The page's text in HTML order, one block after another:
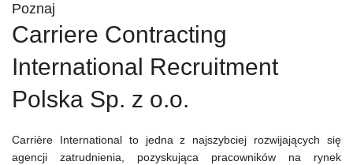
Poznaj
Carriere Contracting
International Recruitment
Polska Sp. z o.o.
Carrière International to jedna z najszybciej rozwijających się
agencji zatrudnienia, pozyskująca pracowników na rynek